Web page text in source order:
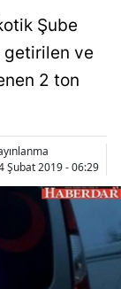
Şube
getirilen ve
2 ton
Şubat 2019 - 06:29